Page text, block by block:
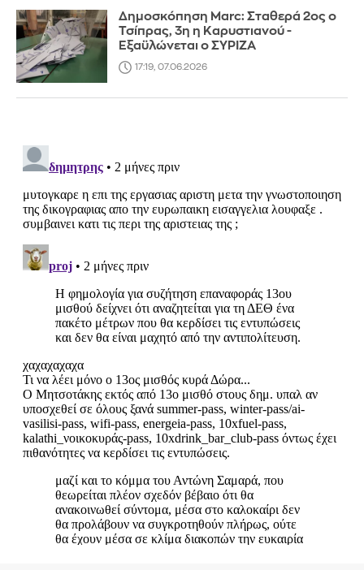
Δημοσκόπηση Marc: Σταθερά 2ος ο
Τσίπρας, 3η η Καρυστιανού -
Εξαϋλώνεται ο ΣΥΡΙΖΑ
17:19, 07.06.2026